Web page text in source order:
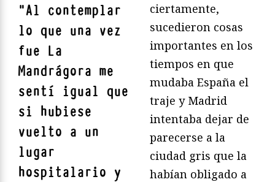
"Al contemplar
lo que una vez
fue La
Mandrágora me
sentí igual que
si hubiese
vuelto a un
lugar
hospitalario y
ciertamente,
sucedieron cosas
importantes en los
tiempos en que
mudaba España el
traje y Madrid
intentaba dejar de
parecerse a la
ciudad gris que la
habían obligado a